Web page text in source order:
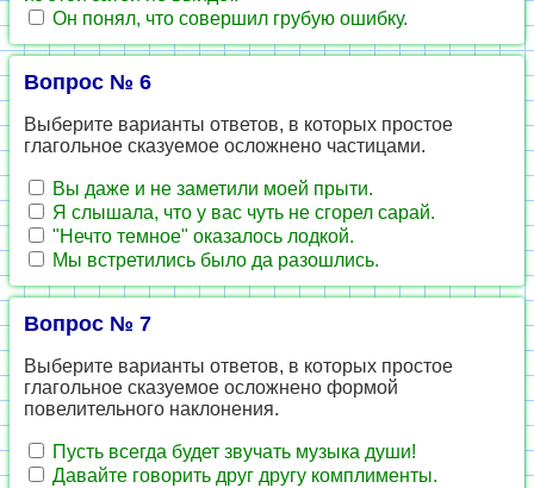
Он понял, что совершил грубую ошибку.
Вопрос № 6
Выберите варианты ответов, в которых простое
глагольное сказуемое осложнено частицами.
Вы даже и не заметили моей прыти.
Я слышала, что у вас чуть не сгорел сарай.
"Нечто темное" оказалось лодкой.
Мы встретились было да разошлись.
Вопрос № 7
Выберите варианты ответов, в которых простое
глагольное сказуемое осложнено формой
повелительного наклонения.
Пусть всегда будет звучать музыка души!
Давайте говорить друг другу комплименты.